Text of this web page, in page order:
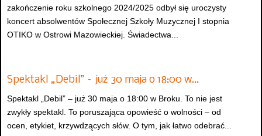
zakończenie roku szkolnego 2024/2025 odbył się uroczysty
koncert absolwentów Społecznej Szkoły Muzycznej I stopnia
OTIKO w Ostrowi Mazowieckiej. Świadectwa...
Spektakl „Debil” – już 30 maja o 18:00 w…
Spektakl „Debil” – już 30 maja o 18:00 w Broku. To nie jest
zwykły spektakl. To poruszająca opowieść o wolności – od
ocen, etykiet, krzywdzących słów. O tym, jak łatwo odebrać...